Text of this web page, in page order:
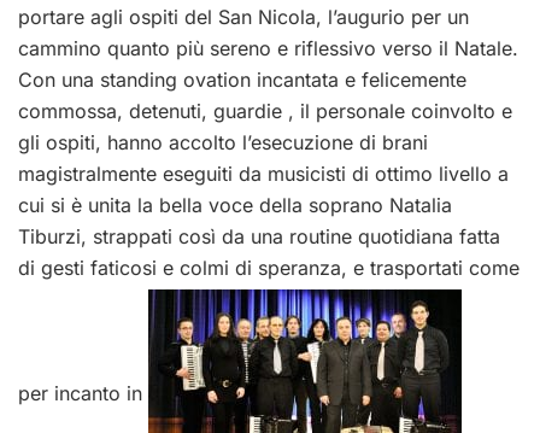
portare agli ospiti del San Nicola, l’augurio per un
cammino quanto più sereno e riflessivo verso il Natale.
Con una standing ovation incantata e felicemente
commossa, detenuti, guardie , il personale coinvolto e
gli ospiti, hanno accolto l’esecuzione di brani
magistralmente eseguiti da musicisti di ottimo livello a
cui si è unita la bella voce della soprano Natalia
Tiburzi, strappati così da una routine quotidiana fatta
di gesti faticosi e colmi di speranza, e trasportati come
per incanto in